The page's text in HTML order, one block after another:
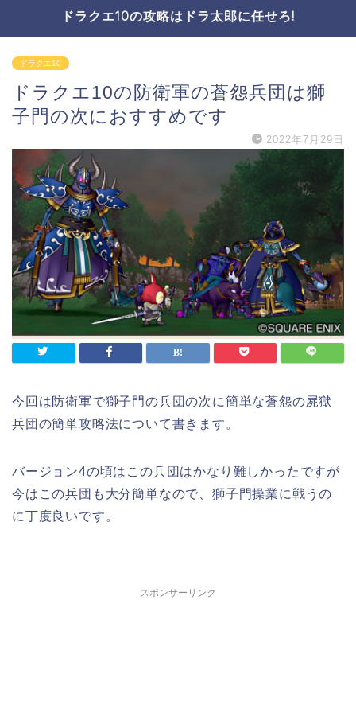
ドラクエ10の攻略はドラ太郎に任せろ!
ドラクエ10
ドラクエ10の防衛軍の蒼怨兵団は獅
子門の次におすすめです
2022年7月29日
今回は防衛軍で獅子門の兵団の次に簡単な蒼怨の屍獄
兵団の簡単攻略法について書きます。
バージョン4の頃はこの兵団はかなり難しかったですが
今はこの兵団も大分簡単なので、獅子門操業に戦うの
に丁度良いです。
スポンサーリンク